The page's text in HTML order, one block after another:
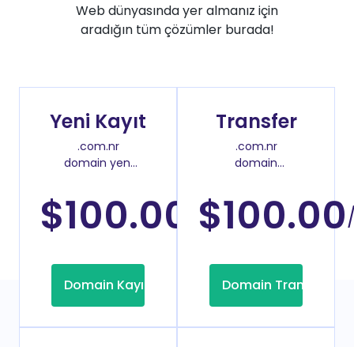
Web dünyasında yer almanız için
aradığın tüm çözümler burada!
Yeni Kayıt
.com.nr
domain yeni
$100.00 /Yıl
Domain Kayıt
Transfer
.com.nr
domain
$100.00
Domain Transfer